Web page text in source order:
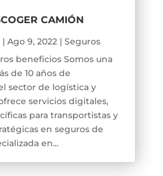
CAMIÓN
| Ago 9, 2022| Seguros
beneficios Somos una
de 10 años de
sector de logística y
servicios digitales,
para transportistas y
en seguros de
en...